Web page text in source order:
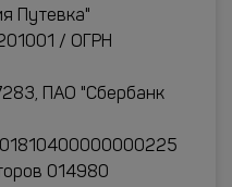
Путевка"
/ ОГРН
ПАО "Сбербанк
014980